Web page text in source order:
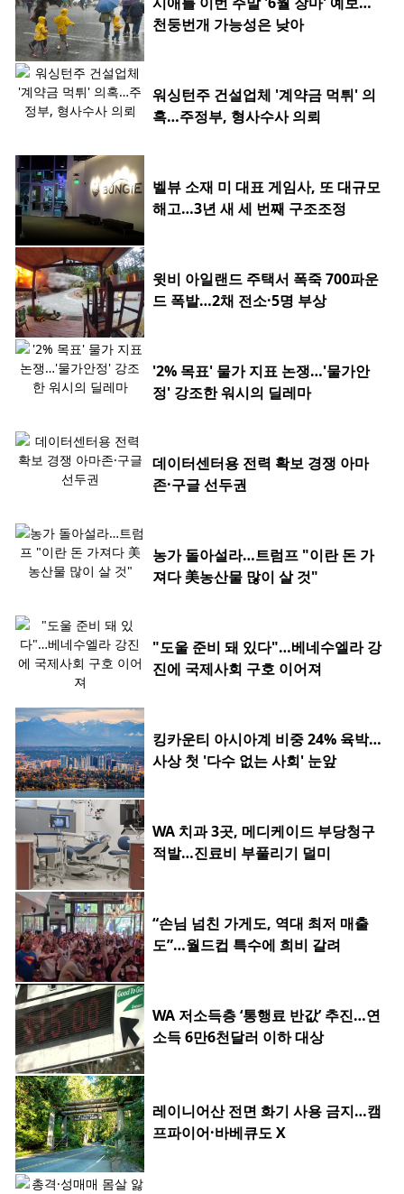
천둥번개 가능성은 낮아
워싱턴주 건설업체 '계약금 먹튀' 의
혹…주정부, 형사수사 의뢰
벨뷰 소재 미 대표 게임사, 또 대규모
해고…3년 새 세 번째 구조조정
윗비 아일랜드 주택서 폭죽 700파운
드 폭발…2채 전소·5명 부상
'2% 목표' 물가 지표 논쟁…'물가안
정' 강조한 워시의 딜레마
데이터센터용 전력 확보 경쟁 아마
존·구글 선두권
농가 돌아설라…트럼프 "이란 돈 가
져다 美농산물 많이 살 것"
"도울 준비 돼 있다"…베네수엘라 강
진에 국제사회 구호 이어져
킹카운티 아시아계 비중 24% 육박…
사상 첫 '다수 없는 사회' 눈앞
WA 치과 3곳, 메디케이드 부당청구
적발…진료비 부풀리기 덜미
“손님 넘친 가게도, 역대 최저 매출
도”…월드컵 특수에 희비 갈려
WA 저소득층 ‘통행료 반값’ 추진…연
소득 6만6천달러 이하 대상
레이니어산 전면 화기 사용 금지…캠
프파이어·바베큐도 X